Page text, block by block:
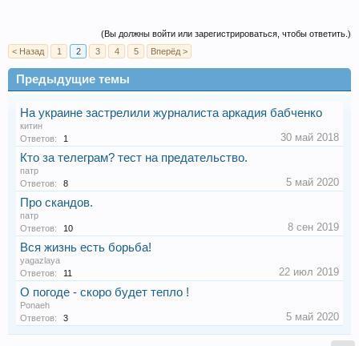
(Вы должны войти или зарегистрироваться, чтобы ответить.)
< Назад
1 2 3 4 5 Вперёд >
Предыдущие темы
На украине застрелили журналиста аркадия бабченко
китин
Ответов:
1 30 май 2018
Кто за телеграм? тест на предательство.
патр
Ответов:
8 5 май 2020
Про скандов.
патр
Ответов:
10 8 сен 2019
Вся жизнь есть борьба!
yagazlaya
Ответов:
11 22 июл 2019
О погоде - скоро будет тепло !
Ponaeh
Ответов:
3 5 май 2020